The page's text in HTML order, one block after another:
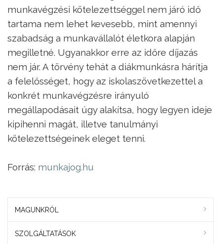
munkavégzési kötelezettséggel nem járó idő
tartama nem lehet kevesebb, mint amennyi
szabadság a munkavállalót életkora alapján
megilletné. Ugyanakkor erre az időre díjazás
nem jár. A törvény tehát a diákmunkásra hárítja
a felelősséget, hogy az iskolaszövetkezettel a
konkrét munkavégzésre irányuló
megállapodásait úgy alakítsa, hogy legyen ideje
kipihenni magát, illetve tanulmányi
kötelezettségeinek eleget tenni.
Forrás: munkajog.hu
MAGUNKRÓL
SZOLGÁLTATÁSOK